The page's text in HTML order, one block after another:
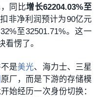
同比增长62204.03%至
扣非净利润预计为90亿元
至32501.71%。这一
看愣了。
是美光、海力士、三星
原厂，而是下游的存储模
始经历一次身份切换：